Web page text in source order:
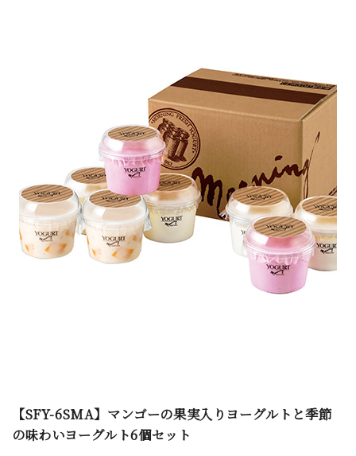
【SFY-6SMA】マンゴーの果実入りヨーグルトと季節
の味わいヨーグルト6個セット